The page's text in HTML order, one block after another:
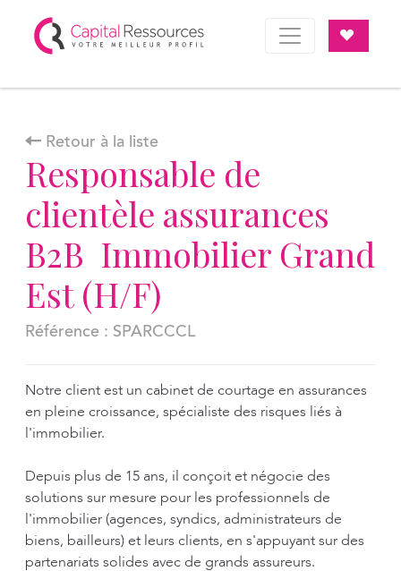
Retour à la liste
Responsable de
clientèle assurances
B2B  Immobilier Grand
Est (H/F)
Référence : SPARCCCL
Notre client est un cabinet de courtage en assurances
en pleine croissance, spécialiste des risques liés à
l'immobilier.
Depuis plus de 15 ans, il conçoit et négocie des
solutions sur mesure pour les professionnels de
l'immobilier (agences, syndics, administrateurs de
biens, bailleurs) et leurs clients, en s'appuyant sur des
partenariats solides avec de grands assureurs.